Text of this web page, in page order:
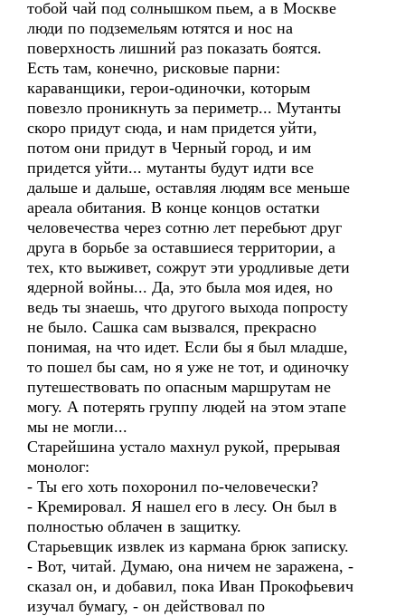
тобой чай под солнышком пьем, а в Москве
люди по подземельям ютятся и нос на
поверхность лишний раз показать боятся.
Есть там, конечно, рисковые парни:
караванщики, герои-одиночки, которым
повезло проникнуть за периметр... Мутанты
скоро придут сюда, и нам придется уйти,
потом они придут в Черный город, и им
придется уйти... мутанты будут идти все
дальше и дальше, оставляя людям все меньше
ареала обитания. В конце концов остатки
человечества через сотню лет перебьют друг
друга в борьбе за оставшиеся территории, а
тех, кто выживет, сожрут эти уродливые дети
ядерной войны... Да, это была моя идея, но
ведь ты знаешь, что другого выхода попросту
не было. Сашка сам вызвался, прекрасно
понимая, на что идет. Если бы я был младше,
то пошел бы сам, но я уже не тот, и одиночку
путешествовать по опасным маршрутам не
могу. А потерять группу людей на этом этапе
мы не могли...
Старейшина устало махнул рукой, прерывая
монолог:
- Ты его хоть похоронил по-человечески?
- Кремировал. Я нашел его в лесу. Он был в
полностью облачен в защитку.
Старьевщик извлек из кармана брюк записку.
- Вот, читай. Думаю, она ничем не заражена, -
сказал он, и добавил, пока Иван Прокофьевич
изучал бумагу, - он действовал по